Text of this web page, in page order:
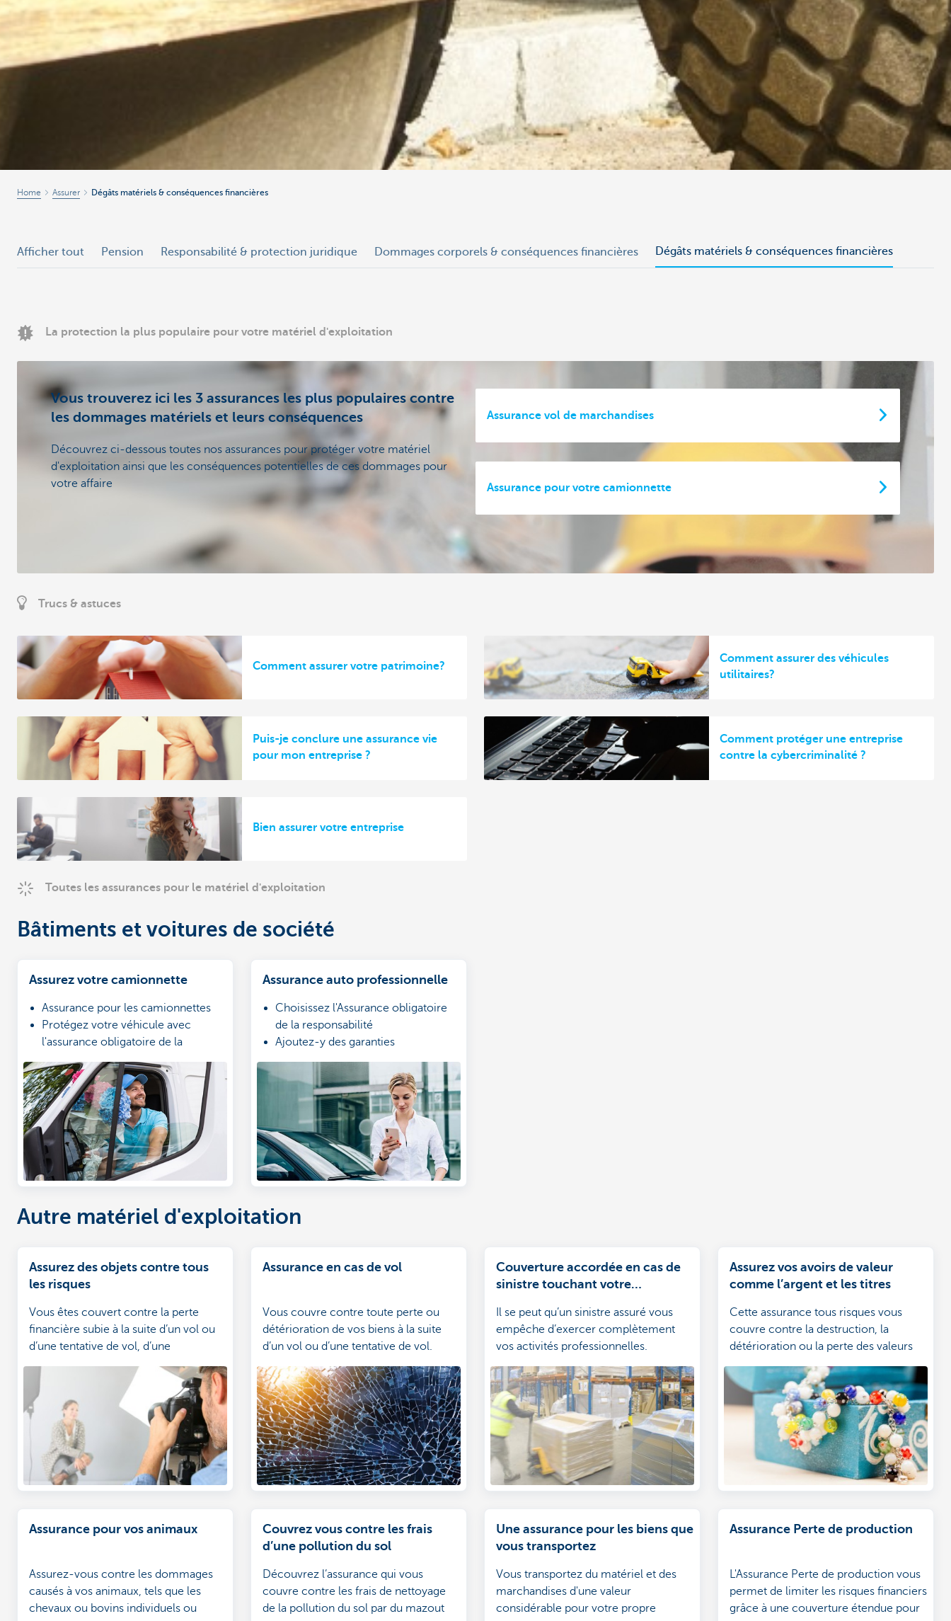
Home Assurer Dégâts matériels & conséquences financières
Afficher tout Pension Responsabilité & protection juridique Dommages corporels & conséquences financières Dégâts matériels & conséquences financières
La protection la plus populaire pour votre matériel d'exploitation
Vous trouverez ici les 3 assurances les plus populaires contre
les dommages matériels et leurs conséquences
Découvrez ci-dessous toutes nos assurances pour protéger votre matériel
d'exploitation ainsi que les conséquences potentielles de ces dommages pour
votre affaire
Assurance vol de marchandises
Assurance pour votre camionnette
Trucs & astuces
Comment assurer votre patrimoine?
Comment assurer des véhicules
utilitaires?
Puis-je conclure une assurance vie
pour mon entreprise ?
Comment protéger une entreprise
contre la cybercriminalité ?
Bien assurer votre entreprise
Toutes les assurances pour le matériel d'exploitation
Bâtiments et voitures de société
Assurez votre camionnette
Assurance pour les camionnettes
Protégez votre véhicule avec
l'assurance obligatoire de la
Ajoutez des compléments
intéressants
Assurance auto professionnelle
Choisissez l'Assurance obligatoire
de la responsabilité
Ajoutez-y des garanties
d'une protection étendue
Faites une simulation en ligne
Autre matériel d'exploitation
Assurez des objets contre tous
les risques
Vous êtes couvert contre la perte
financière subie à la suite d’un vol ou
d’une tentative de vol, d’une
inattendue des objets assurés.
Assurance en cas de vol
Vous couvre contre toute perte ou
détérioration de vos biens à la suite
d’un vol ou d’une tentative de vol.
Couverture accordée en cas de
sinistre touchant votre
Il se peut qu’un sinistre assuré vous
empêche d’exercer complètement
vos activités professionnelles.
vos résultats d’exploitation qui en
découlerait.
Assurez vos avoirs de valeur
comme l’argent et les titres
Cette assurance tous risques vous
couvre contre la destruction, la
détérioration ou la perte des valeurs
Assurance pour vos animaux
Assurez-vous contre les dommages
causés à vos animaux, tels que les
chevaux ou bovins individuels ou
Couvrez vous contre les frais
d’une pollution du sol
Découvrez l’assurance qui vous
couvre contre les frais de nettoyage
de la pollution du sol par du mazout
Une assurance pour les biens que
vous transportez
Vous transportez du matériel et des
marchandises d'une valeur
considérable pour votre propre
Assurance Perte de production
L'Assurance Perte de production vous
permet de limiter les risques financiers
grâce à une couverture étendue pour